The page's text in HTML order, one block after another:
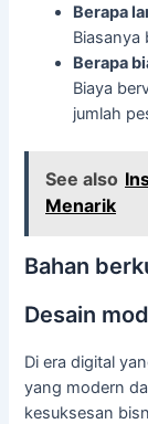
Berapa
Biasanya
Berapa
Biaya
jumlah
See also
Menarik
Bahan
Desain
Di era digital
yang modern
kesuksesan